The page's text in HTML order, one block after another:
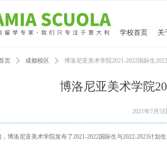
学校首页
博洛尼亚美术学院
页 ꄲ 成都校区 ꄲ 博洛尼亚美术学院2021-2022国际生
2021年7月5日
，博洛尼亚美术学院发布了2021-2022国际生与2022-2023计